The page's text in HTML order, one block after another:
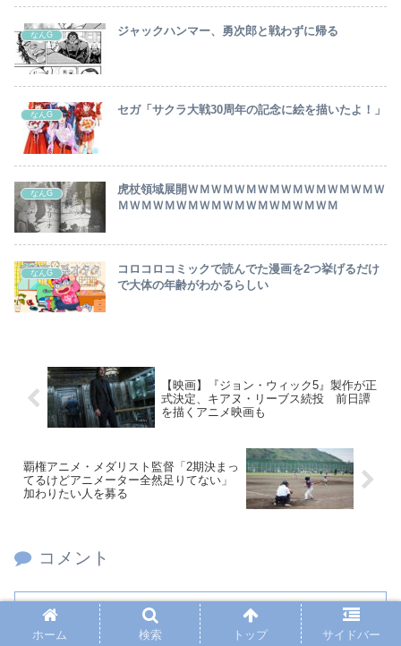
なんG ジャックハンマー、勇次郎と戦わずに帰る
なんG セガ「サクラ大戦30周年の記念に絵を描いたよ！」
なんG
虎杖領域展開ＷＭＷＭＷＭＷＭＷＭＷＭＷＭＷＭＷ
ＭＷＭＷＭＷＭＷＭＷＭＷＭＷＭＷＭＷＭ
なんG
コロコロコミックで読んでた漫画を2つ挙げるだけ
で大体の年齢がわかるらしい
【映画】『ジョン・ウィック5』製作が正
式決定、キアヌ・リーブス続投 前日譚
を描くアニメ映画も
覇権アニメ・メダリスト監督「2期決まっ
てるけどアニメーター全然足りてない」
加わりたい人を募る
コメント
コメントを書き込む
ホーム 検索 トップ サイドバー